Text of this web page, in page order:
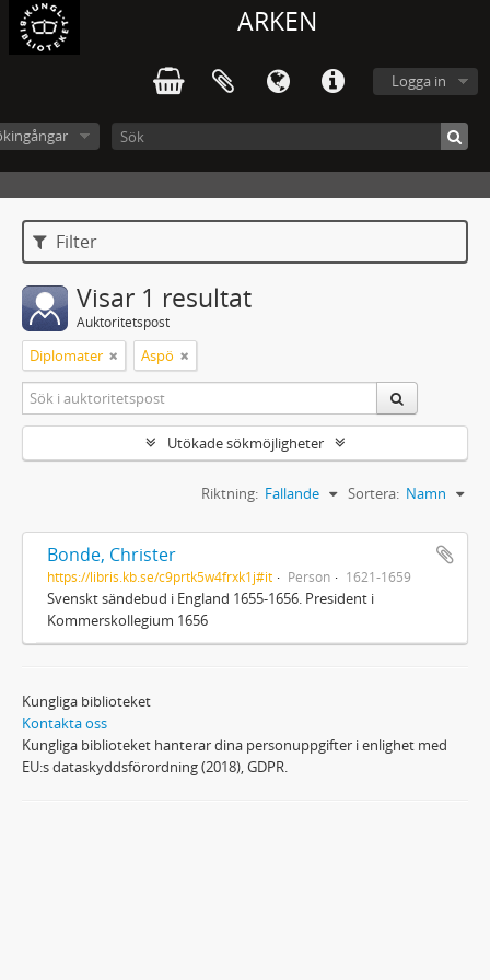
ARKEN
Logga in
Filter
Visar 1 resultat
Auktoritetspost
Diplomater Aspö
Utökade sökmöjligheter
Sortera: Namn
Riktning: Fallande
Bonde, Christer
https://libris.kb.se/c9prtk5w4frxk1j#it Person 1621-1659
Svenskt sändebud i England 1655-1656. President i
Kommerskollegium 1656
Kungliga biblioteket
Kontakta oss
Kungliga biblioteket hanterar dina personuppgifter i enlighet med
EU:s dataskyddsförordning (2018), GDPR.